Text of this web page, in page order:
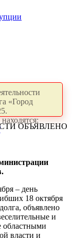
«Город
ОБЪЯВЛЕНО
– день
18 октября
объявлено
и
областными
власти и